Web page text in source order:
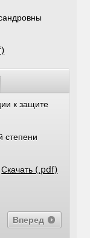
к защите
степени
Скачать (.pdf)
Вперед